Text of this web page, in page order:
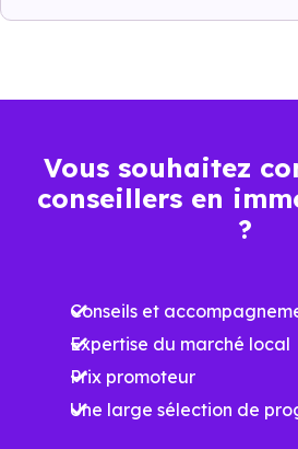
Maison 377 € /m²
Ces prix varient selon la
surface, les prestations et le
disponibles à Aspach (57790)
Le parc résidentiel de Aspach
d'appartements et 100 % de
Vous souhaitez
conseillers en
?
Conseils et
Expertise du marché local
Prix promoteur
Une large sélection de